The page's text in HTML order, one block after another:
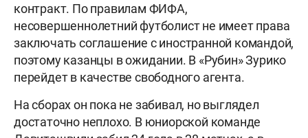
контракт. По правилам ФИФА,
несовершеннолетний футболист не имеет права
заключать соглашение с иностранной командой,
поэтому казанцы в ожидании. В «Рубин» Зурико
перейдет в качестве свободного агента.
На сборах он пока не забивал, но выглядел
достаточно неплохо. В юниорской команде